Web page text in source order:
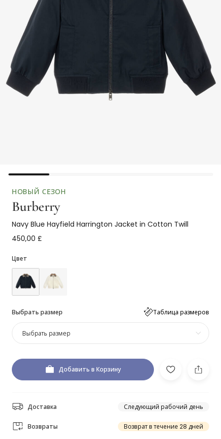
НОВЫЙ СЕЗОН
Burberry
Navy Blue Hayfield Harrington Jacket in Cotton Twill
450,00 £
Цвет
Выбрать размер Таблица размеров
Выбрать размер
Добавить в Корзину
Доставка Следующий рабочий день
Возвраты Возврат в течение 28 дней